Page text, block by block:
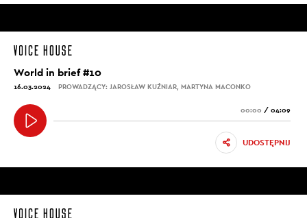
World in brief #10
16.03.2024 PROWADZĄCY: JAROSŁAW KUŹNIAR, MARTYNA MACONKO
00:00 / 04:09
UDOSTĘPNIJ